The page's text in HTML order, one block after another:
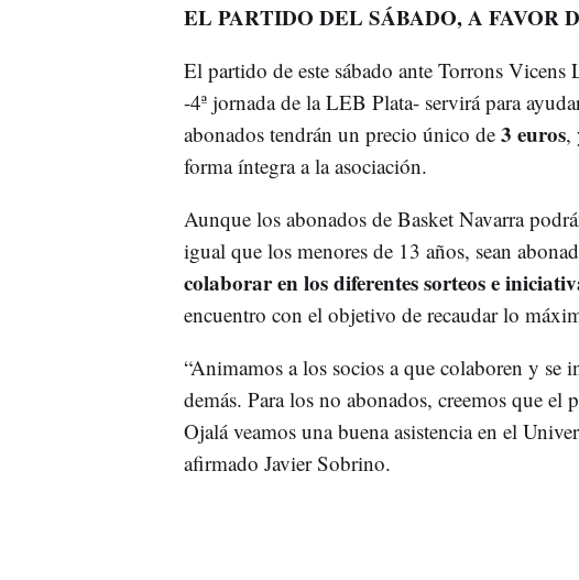
EL PARTIDO DEL SÁBADO, A FAVOR
El partido de este sábado ante Torrons
-4ª jornada de la LEB Plata- servirá para
abonados tendrán un precio único de 3 euros,
forma íntegra a la asociación.
Aunque los abonados de Basket Navarra
igual que los menores de 13 años, sean
colaborar en los diferentes sorteos e
encuentro con el objetivo de recaudar lo
“Animamos a los socios a que colaboren y se
demás. Para los no abonados, creemos que el
Ojalá veamos una buena asistencia en el
afirmado Javier Sobrino.